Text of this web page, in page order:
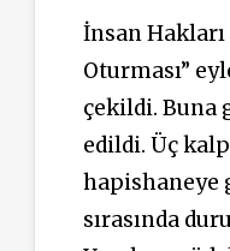
İnsan
Oturması”
çekildi. Buna
edildi. Üç
hapishaneye
sırasında